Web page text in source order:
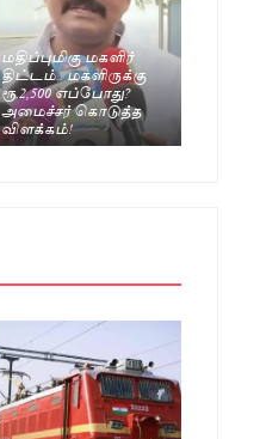
மதிப்புமிகு மகளிர்
திட்டம்.. மகளிருக்கு
ரூ.2,500 எப்போது?
அமைச்சர் கொடுத்த
விளக்கம்!